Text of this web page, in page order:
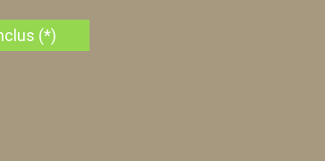
(*)